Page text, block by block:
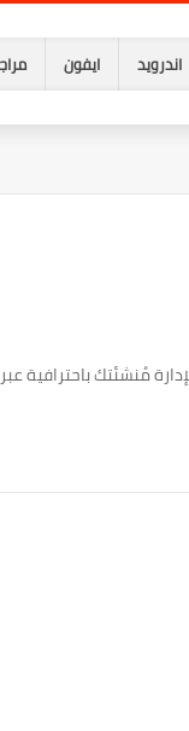
اندرويد ايفون
مُنشئتك باحترافية عبر